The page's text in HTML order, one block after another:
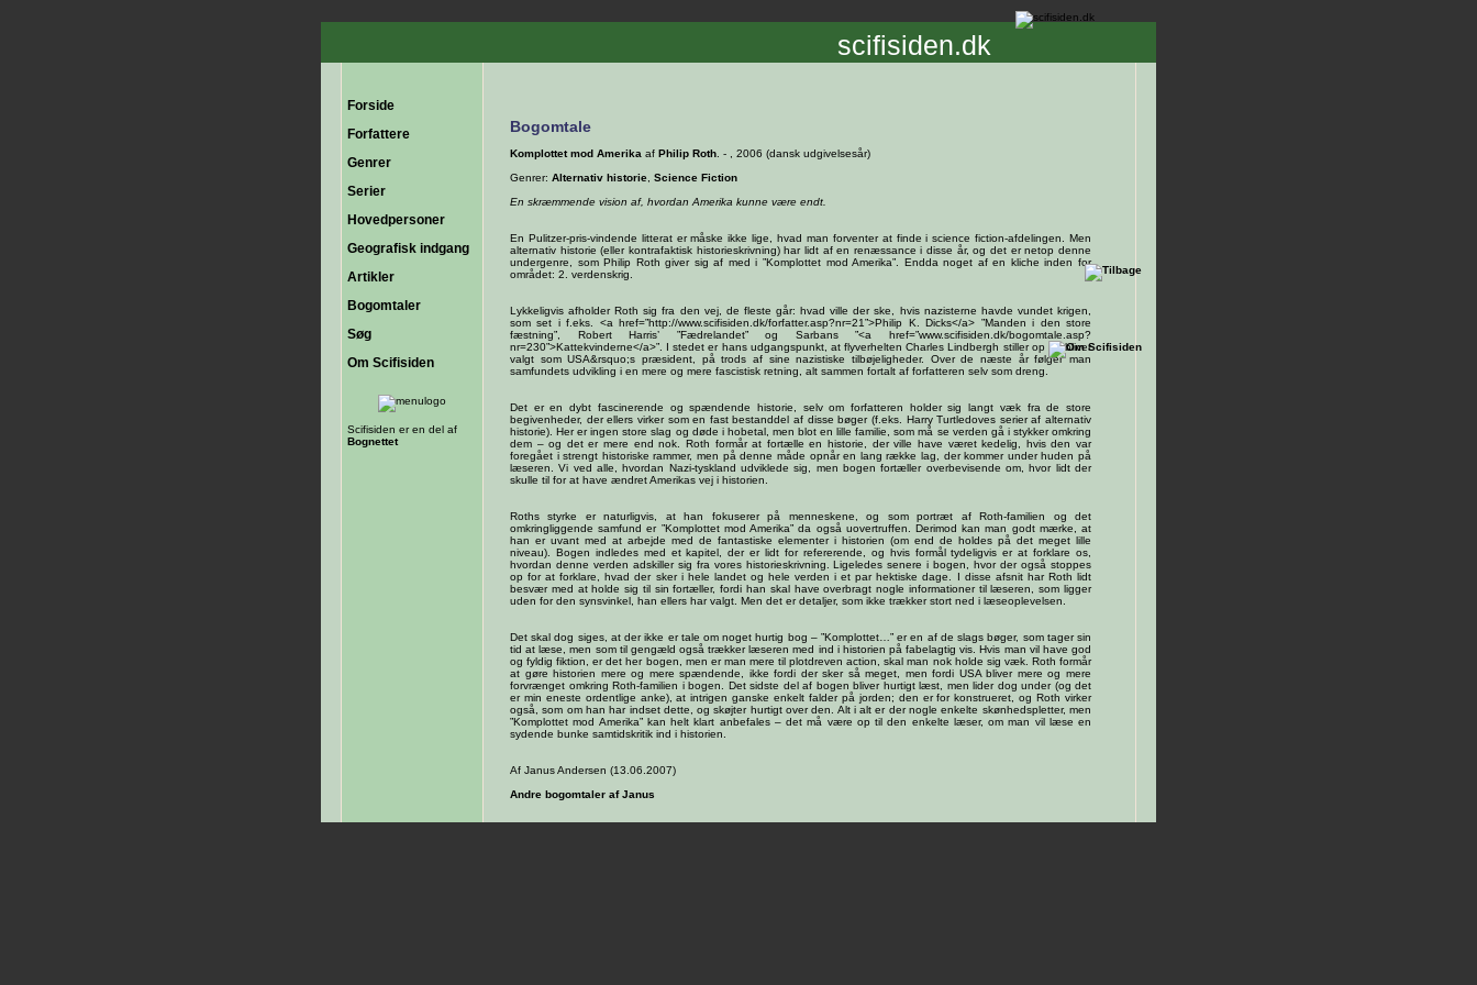
Forside
Forfattere
Genrer
Serier
Hovedpersoner
Geografisk indgang
Artikler
Bogomtaler
Søg
Om Scifisiden
Scifisiden er en del af
Bognettet
Bogomtale
Komplottet mod Amerika af Philip Roth . - , 2006 (dansk udgivelsesår)
Genrer: Alternativ historie Science Fiction
En skræmmende vision af, hvordan Amerika kunne være endt.
En Pulitzer-pris-vindende litterat er måske ikke lige, hvad man forventer at finde i science fiction-afdelingen. Men
alternativ historie (eller kontrafaktisk historieskrivning) har lidt af en renæssance i disse år, og det er netop denne
undergenre, som Philip Roth giver sig af med i ”Komplottet mod Amerika”. Endda noget af en kliche inden for
området: 2. verdenskrig.
Lykkeligvis afholder Roth sig fra den vej, de fleste går: hvad ville der ske, hvis nazisterne havde vundet krigen,
som set i f.eks. <a href=”http://www.scifisiden.dk/forfatter.asp?nr=21”>Philip K. Dicks</a> ”Manden i den store
fæstning”, Robert Harris’ ”Fædrelandet” og Sarbans ”<a href=”www.scifisiden.dk/bogomtale.asp?
nr=230”>Kattekvinderne</a>”. I stedet er hans udgangspunkt, at flyverhelten Charles Lindbergh stiller op og bliver
valgt som USA&rsquo;s præsident, på trods af sine nazistiske tilbøjeligheder. Over de næste år følger man
samfundets udvikling i en mere og mere fascistisk retning, alt sammen fortalt af forfatteren selv som dreng.
Det er en dybt fascinerende og spændende historie, selv om forfatteren holder sig langt væk fra de store
begivenheder, der ellers virker som en fast bestanddel af disse bøger (f.eks. Harry Turtledoves serier af alternativ
historie). Her er ingen store slag og døde i hobetal, men blot en lille familie, som må se verden gå i stykker omkring
dem – og det er mere end nok. Roth formår at fortælle en historie, der ville have været kedelig, hvis den var
foregået i strengt historiske rammer, men på denne måde opnår en lang række lag, der kommer under huden på
læseren. Vi ved alle, hvordan Nazi-tyskland udviklede sig, men bogen fortæller overbevisende om, hvor lidt der
skulle til for at have ændret Amerikas vej i historien.
Roths styrke er naturligvis, at han fokuserer på menneskene, og som portræt af Roth-familien og det
omkringliggende samfund er ”Komplottet mod Amerika” da også uovertruffen. Derimod kan man godt mærke, at
han er uvant med at arbejde med de fantastiske elementer i historien (om end de holdes på det meget lille
niveau). Bogen indledes med et kapitel, der er lidt for refererende, og hvis formål tydeligvis er at forklare os,
hvordan denne verden adskiller sig fra vores historieskrivning. Ligeledes senere i bogen, hvor der også stoppes
op for at forklare, hvad der sker i hele landet og hele verden i et par hektiske dage. I disse afsnit har Roth lidt
besvær med at holde sig til sin fortæller, fordi han skal have overbragt nogle informationer til læseren, som ligger
uden for den synsvinkel, han ellers har valgt. Men det er detaljer, som ikke trækker stort ned i læseoplevelsen.
Det skal dog siges, at der ikke er tale om noget hurtig bog – ”Komplottet…” er en af de slags bøger, som tager sin
tid at læse, men som til gengæld også trækker læseren med ind i historien på fabelagtig vis. Hvis man vil have god
og fyldig fiktion, er det her bogen, men er man mere til plotdreven action, skal man nok holde sig væk. Roth formår
at gøre historien mere og mere spændende, ikke fordi der sker så meget, men fordi USA bliver mere og mere
forvrænget omkring Roth-familien i bogen. Det sidste del af bogen bliver hurtigt læst, men lider dog under (og det
er min eneste ordentlige anke), at intrigen ganske enkelt falder på jorden; den er for konstrueret, og Roth virker
også, som om han har indset dette, og skøjter hurtigt over den. Alt i alt er der nogle enkelte skønhedspletter, men
”Komplottet mod Amerika” kan helt klart anbefales – det må være op til den enkelte læser, om man vil læse en
sydende bunke samtidskritik ind i historien.
Af Janus Andersen (13.06.2007)
Andre bogomtaler af Janus
scifisiden.dk